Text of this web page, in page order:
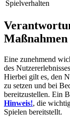
Spielverhalten
Eine zunehmend
des
Hierbei gilt es, den
zu setzen und bei
bereitzustellen. Ein
Hinweis!, die
Spielen bereitstellt.